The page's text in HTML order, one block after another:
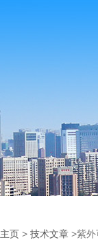
主页> 技术文章>紫外